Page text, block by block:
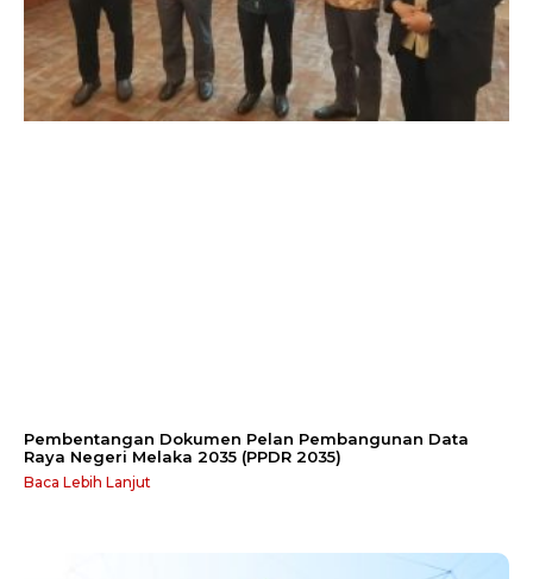
Pembentangan Dokumen Pelan Pembangunan Data
Raya Negeri Melaka 2035 (PPDR 2035)
Baca Lebih Lanjut